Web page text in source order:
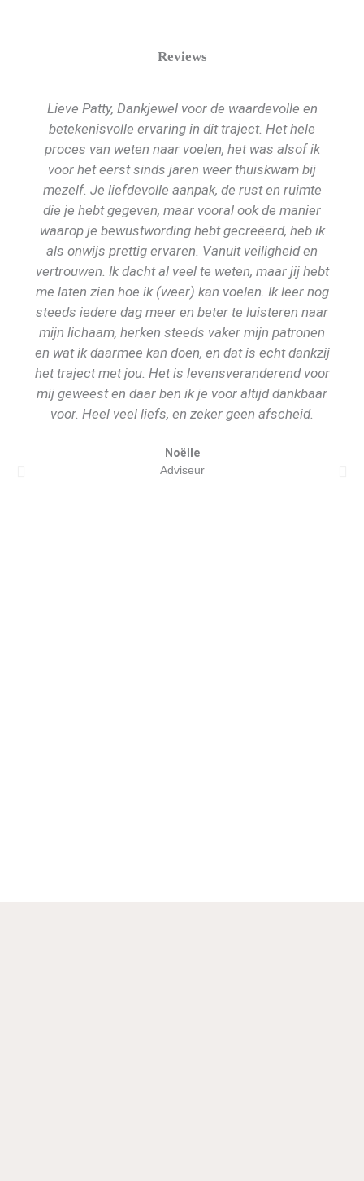
Reviews
Lieve Patty, Dankjewel voor de waardevolle en
betekenisvolle ervaring in dit traject. Het hele
proces van weten naar voelen, het was alsof ik
voor het eerst sinds jaren weer thuiskwam bij
mezelf. Je liefdevolle aanpak, de rust en ruimte
die je hebt gegeven, maar vooral ook de manier
waarop je bewustwording hebt gecreëerd, heb ik
als onwijs prettig ervaren. Vanuit veiligheid en
vertrouwen. Ik dacht al veel te weten, maar jij hebt
me laten zien hoe ik (weer) kan voelen. Ik leer nog
steeds iedere dag meer en beter te luisteren naar
mijn lichaam, herken steeds vaker mijn patronen
en wat ik daarmee kan doen, en dat is echt dankzij
het traject met jou. Het is levensveranderend voor
mij geweest en daar ben ik je voor altijd dankbaar
voor. Heel veel liefs, en zeker geen afscheid.
Noëlle
Adviseur